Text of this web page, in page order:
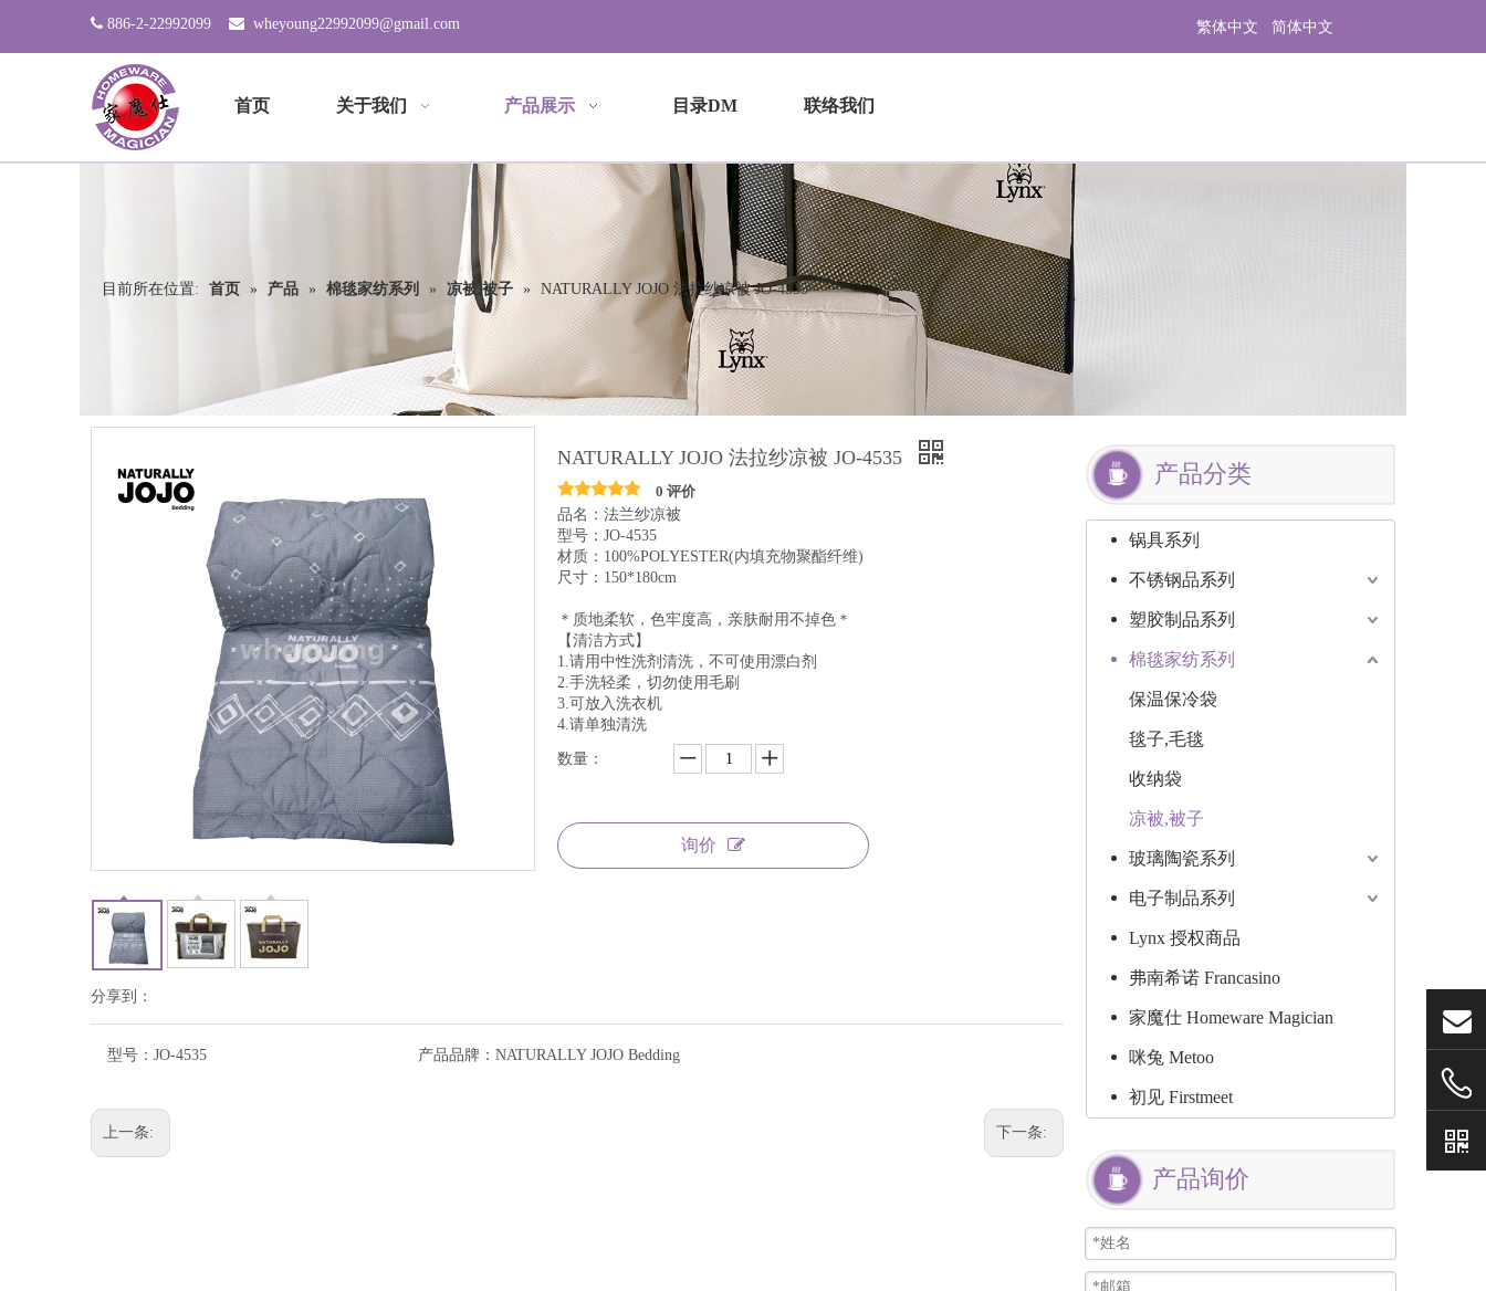
 886-2-22992099  wheyoung22992099@gmail.com 繁体中文 简体中文
首页 关于我们 产品展示 目录DM 联络我们
目前所在位置: 首页 » 产品 » 棉毯家纺系列 » 凉被,被子 » NATURALLY JOJO 法拉纱凉被 JO-4535
分享到：
NATURALLY JOJO 法拉纱凉被 JO-4535
0 评价
品名：法兰纱凉被
型号：JO-4535
材质：100%POLYESTER(内填充物聚酯纤维)
尺寸：150*180cm
＊质地柔软，色牢度高，亲肤耐用不掉色＊
【清洁方式】
1.请用中性洗剂清洗，不可使用漂白剂
2.手洗轻柔，切勿使用毛刷
3.可放入洗衣机
4.请单独清洗
数量：
询价
型号： JO-4535 产品品牌： NATURALLY JOJO Bedding
上一条: 下一条:
产品分类
锅具系列
不锈钢品系列
塑胶制品系列
棉毯家纺系列
保温保冷袋
毯子,毛毯
收纳袋
凉被,被子
玻璃陶瓷系列
电子制品系列
Lynx 授权商品
弗南希诺 Francasino
家魔仕 Homeware Magician
咪兔 Metoo
初见 Firstmeet
产品询价